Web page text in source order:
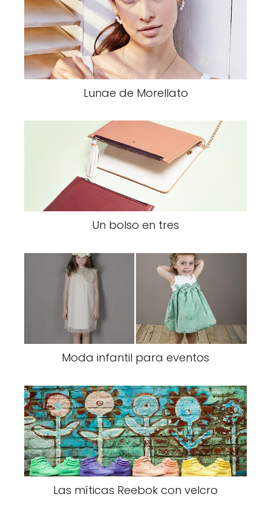
Lunae de Morellato
Un bolso en tres
Moda infantil para eventos
Las míticas Reebok con velcro